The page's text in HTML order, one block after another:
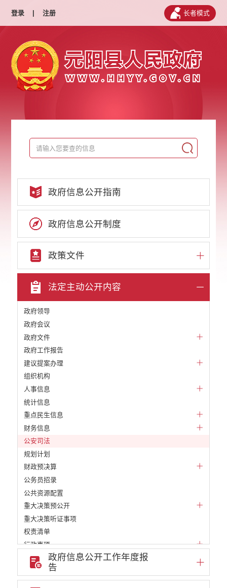
登录 | 注册 长者模式
政府信息公开指南
政府信息公开制度
政策文件
法定主动公开内容
政府领导
政府会议
政府文件
政府工作报告
建议提案办理
组织机构
人事信息
统计信息
重点民生信息
财务信息
公安司法
规划计划
财政预决算
公务员招录
公共资源配置
重大决策预公开
重大决策听证事项
权责清单
行政事项
部门信息公开基本目录
重大项目
政府信息公开工作年度报
告